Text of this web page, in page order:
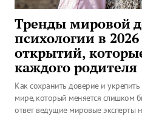
Тренды мировой
психологии в 2026
открытий,
каждого родителя
Как сохранить доверие и
мире, который меняется слишком
ответ ведущие мировые эксперты